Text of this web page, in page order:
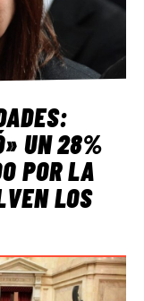
UN 28%
POR LA
LOS